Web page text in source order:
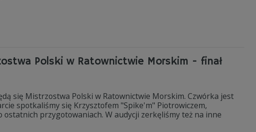
Polski w Ratownictwie Morskim - finał
się Mistrzostwa Polski w Ratownictwie Morskim. Czwórka jest
spotkaliśmy się Krzysztofem "Spike'm" Piotrowiczem,
przygotowaniach. W audycji zerkęliśmy też na inne